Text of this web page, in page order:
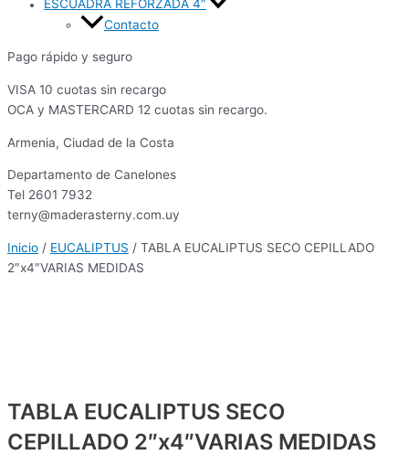
ESCUADRA REFORZADA 4″
Contacto
Pago rápido y seguro
VISA 10 cuotas sin recargo
OCA y MASTERCARD 12 cuotas sin recargo.
Armenia, Ciudad de la Costa
Departamento de Canelones
Tel 2601 7932
terny@maderasterny.com.uy
Inicio / EUCALIPTUS / TABLA EUCALIPTUS SECO CEPILLADO
2″x4″VARIAS MEDIDAS
TABLA EUCALIPTUS SECO
CEPILLADO 2″x4″VARIAS MEDIDAS